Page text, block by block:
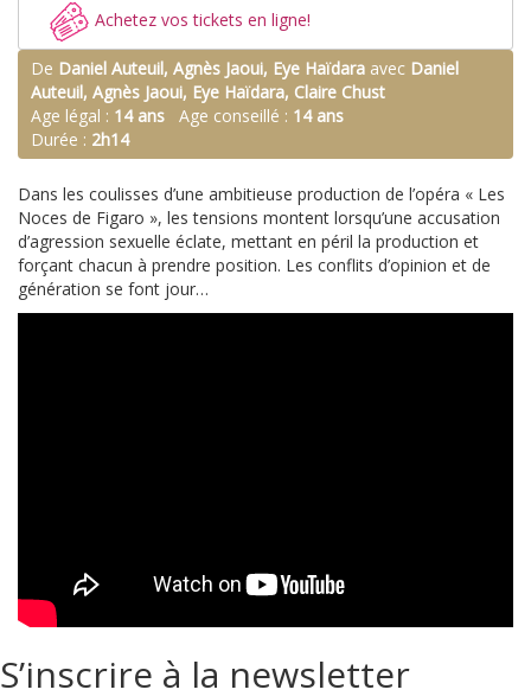
Achetez vos tickets en ligne!
De Daniel Auteuil, Agnès Jaoui, Eye Haïdara avec Daniel
Auteuil, Agnès Jaoui, Eye Haïdara, Claire Chust
Age légal : 14 ans Age conseillé : 14 ans
Durée : 2h14
Dans les coulisses d’une ambitieuse production de l’opéra « Les
Noces de Figaro », les tensions montent lorsqu’une accusation
d’agression sexuelle éclate, mettant en péril la production et
forçant chacun à prendre position. Les conflits d’opinion et de
génération se font jour…
S’inscrire à la newsletter